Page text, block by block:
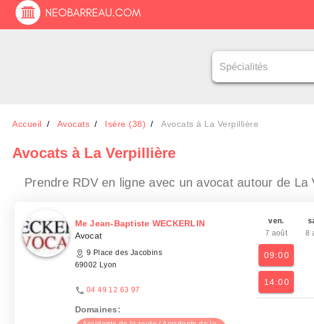
Accueil Avocats Isére (38) Avocats à La Verpillière
Avocats à La Verpillière
Prendre RDV en ligne avec un avocat autour de La
Me Jean-Baptiste WECKERLIN
Avocat
9 Place des Jacobins
69002 Lyon
04 49 12 63 97
Domaines:
ven.
7 août
09:00
14:00
8